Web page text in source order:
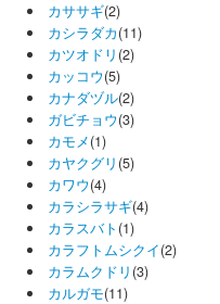
カササギ(2)
カシラダカ(11)
カツオドリ (2)
カッコウ(5)
カナダヅル(2)
ガビチョウ(3)
カモメ(1)
カヤクグリ (5)
カワウ(4)
カラシラサギ(4)
カラスバト (1)
カラフトムシクイ(2)
カラムクドリ (3)
カルガモ(11)